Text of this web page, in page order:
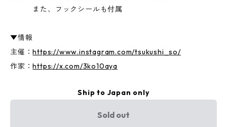
また、フックシールも付属
▼情報
主催：https://www.instagram.com/tsukushi_so/
作家：https://x.com/3ko10aya
Ship to Japan only
Sold out